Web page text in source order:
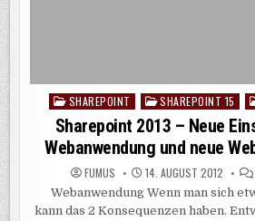
Posted
in
SHAREPOINT SHAREPOINT 15
Sharepoint 2013 – Neue
Webanwendung und neue
FUMUS 14. AUGUST 2012
Webanwendung Wenn man sich
kann das 2 Konsequenzen haben.